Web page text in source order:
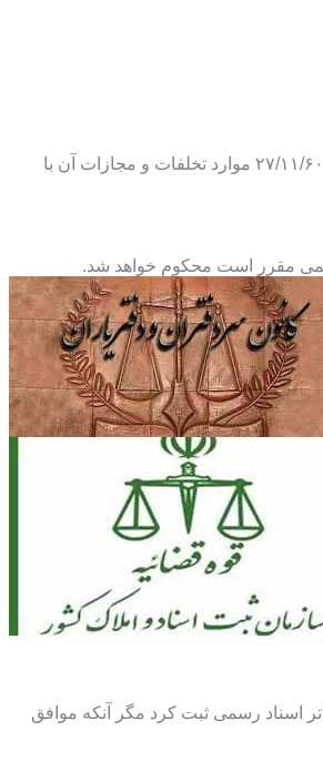
و طبق ماده ۲۹ آئین نامه های بند ۴ ماده ۶ و تبصره ۲ ماده ۶ و مواد ۱۴- ۱۷-۱۹-۲۰-۲۴-۲۸-۳۷ و ۵۳ قانون دفاتر اسناد رسمی و کانون سردفتران و دفتریاران مصوب ۲۷/۱۱/۶۰ موارد تخلفات و مجازات آن با
مقرر است محکوم خواهد شد.
که هیچ سندی را نمی توان، تنظیم و در دفاتر اسناد رسمی ثبت کرد مگر آنکه موافق